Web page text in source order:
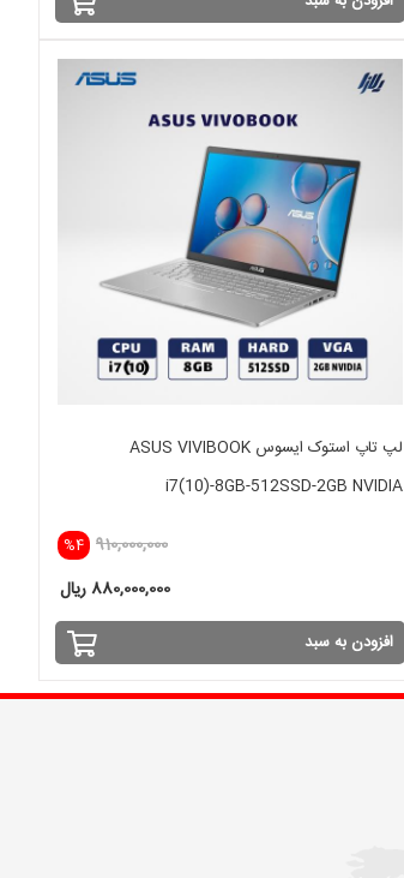
لپ تاپ استوک ایسوس ASUS VIVIBOOK
i7(10)-8GB-512SSD-2GB NVIDIA
%4 910,000,000
880,000,000 ریال
افزودن به سبد